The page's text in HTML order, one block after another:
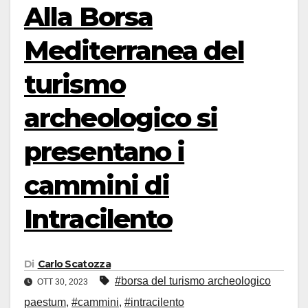
Alla Borsa
Mediterranea del
turismo
archeologico si
presentano i
cammini di
Intracilento
Di Carlo Scatozza
OTT 30, 2023
#borsa del turismo archeologico
paestum, #cammini, #intracilento